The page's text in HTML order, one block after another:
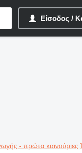
Είσοδος /
- πρώτα καινούριες